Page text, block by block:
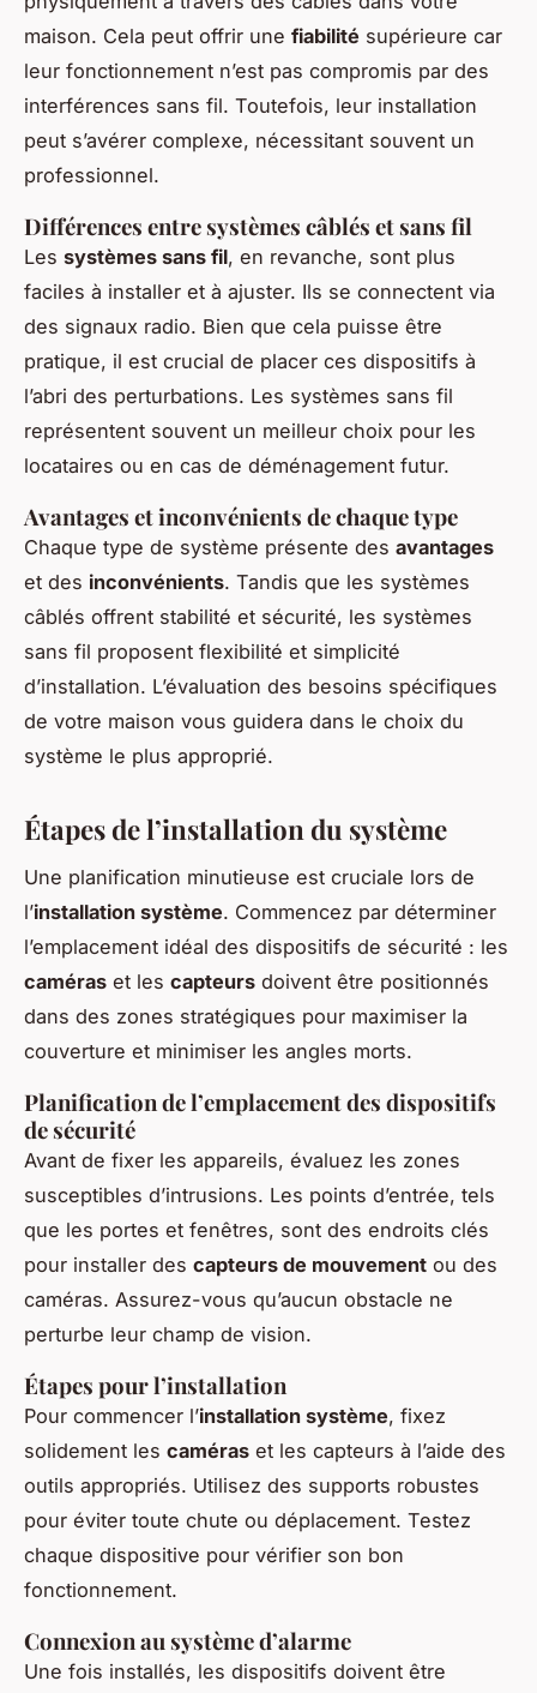
maison. Cela peut offrir une fiabilité supérieure car
leur fonctionnement n’est pas compromis par des
interférences sans fil. Toutefois, leur installation
peut s’avérer complexe, nécessitant souvent un
professionnel.
Différences entre systèmes câblés et sans fil
Les systèmes sans fil, en revanche, sont plus
faciles à installer et à ajuster. Ils se connectent via
des signaux radio. Bien que cela puisse être
pratique, il est crucial de placer ces dispositifs à
l’abri des perturbations. Les systèmes sans fil
représentent souvent un meilleur choix pour les
locataires ou en cas de déménagement futur.
Avantages et inconvénients de chaque type
Chaque type de système présente des avantages
et des inconvénients. Tandis que les systèmes
câblés offrent stabilité et sécurité, les systèmes
sans fil proposent flexibilité et simplicité
d’installation. L’évaluation des besoins spécifiques
de votre maison vous guidera dans le choix du
système le plus approprié.
Étapes de l’installation du système
Une planification minutieuse est cruciale lors de
l’installation système. Commencez par déterminer
l’emplacement idéal des dispositifs de sécurité : les
caméras et les capteurs doivent être positionnés
dans des zones stratégiques pour maximiser la
couverture et minimiser les angles morts.
Planification de l’emplacement des dispositifs
de sécurité
Avant de fixer les appareils, évaluez les zones
susceptibles d’intrusions. Les points d’entrée, tels
que les portes et fenêtres, sont des endroits clés
pour installer des capteurs de mouvement ou des
caméras. Assurez-vous qu’aucun obstacle ne
perturbe leur champ de vision.
Étapes pour l’installation
Pour commencer l’installation système, fixez
solidement les caméras et les capteurs à l’aide des
outils appropriés. Utilisez des supports robustes
pour éviter toute chute ou déplacement. Testez
chaque dispositive pour vérifier son bon
fonctionnement.
Connexion au système d’alarme
Une fois installés, les dispositifs doivent être